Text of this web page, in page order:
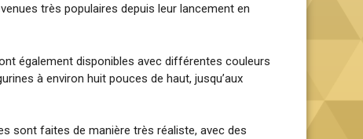
très populaires depuis leur lancement en
également disponibles avec différentes couleurs
à environ huit pouces de haut, jusqu’aux
sont faites de manière très réaliste, avec des